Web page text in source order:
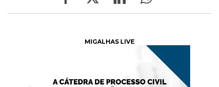
MIGALHAS LIVE